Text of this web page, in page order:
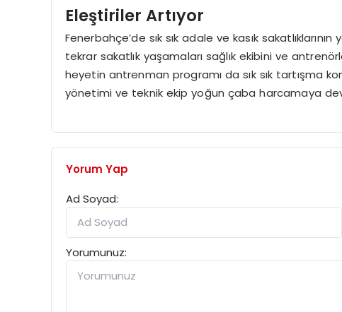
Eleştiriler Artıyor
Fenerbahçe’de sık sık adale ve kasık
tekrar sakatlık yaşamaları sağlık ekibini ve
heyetin antrenman programı da sık sık tartışma
yönetimi ve teknik ekip yoğun çaba harcamaya
Yorum Yap
Ad Soyad:
Yorumunuz: